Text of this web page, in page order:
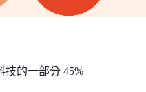
技的一部分 45%